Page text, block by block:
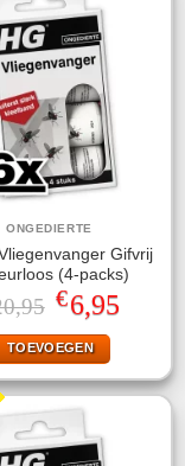
ONGEDIERTE
Gifvrij
(4-packs)
Oorspronkelijke
prijs
was:
€20,95.
€6,95Huidige
prijs
TOEVOEGEN